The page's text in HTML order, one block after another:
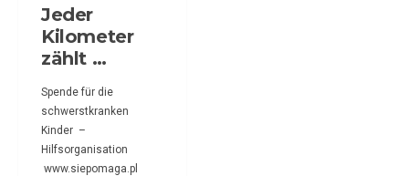
Jeder
Kilometer
zählt …
Spende für die
schwerstkranken
Kinder –
Hilfsorganisation
www.siepomaga.pl